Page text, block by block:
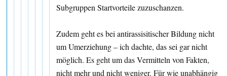
Subgruppen Startvorteile zuzuschanzen.
Zudem geht es bei antirassisitischer Bildung nicht
um Umerziehung – ich dachte, das sei gar nicht
möglich. Es geht um das Vermitteln von Fakten,
nicht mehr und nicht weniger. Für wie unabhängig